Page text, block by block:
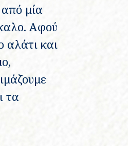
μία
Αφού
αλάτι και
τα